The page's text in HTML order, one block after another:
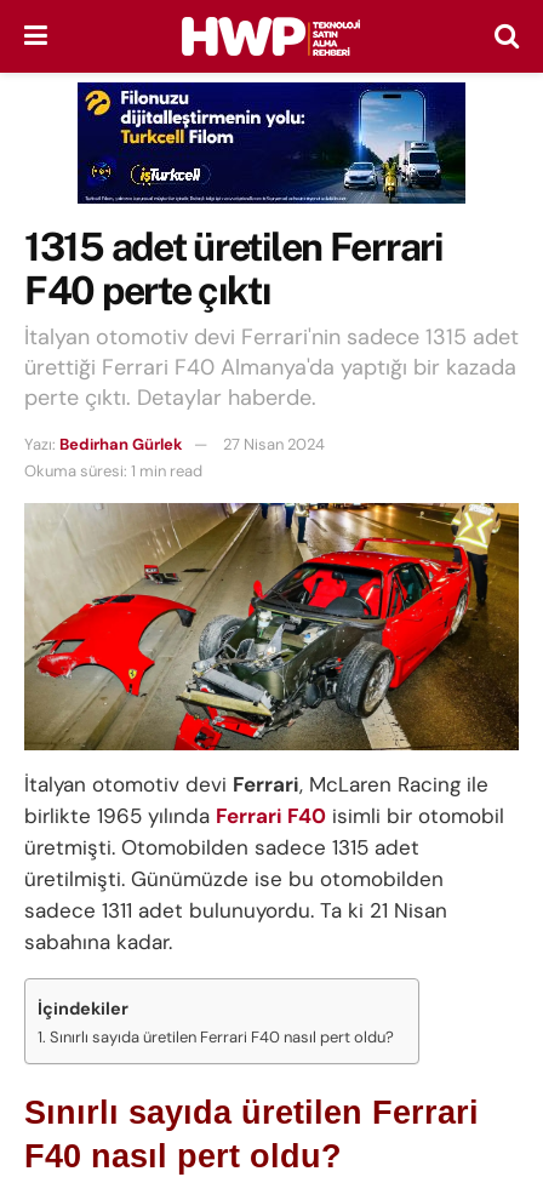
1315 adet üretilen Ferrari
F40 perte çıktı
İtalyan otomotiv devi Ferrari'nin sadece 1315 adet
ürettiği Ferrari F40 Almanya'da yaptığı bir kazada
perte çıktı. Detaylar haberde.
Yazı: Bedirhan Gürlek
27 Nisan 2024
Okuma süresi: 1 min read
İtalyan otomotiv devi Ferrari, McLaren Racing ile
birlikte 1965 yılında Ferrari F40 isimli bir otomobil
üretmişti. Otomobilden sadece 1315 adet
üretilmişti. Günümüzde ise bu otomobilden
sadece 1311 adet bulunuyordu. Ta ki 21 Nisan
sabahına kadar.
İçindekiler
Sınırlı sayıda üretilen Ferrari F40 nasıl pert oldu?
Sınırlı sayıda üretilen Ferrari
F40 nasıl pert oldu?